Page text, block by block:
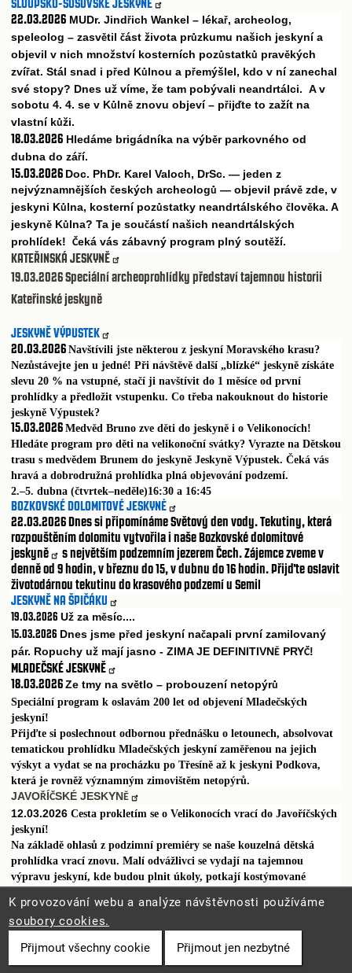
SLOUPSKO-ŠOŠŮVSKÉ JESKYNĚ
22.03.2026 MUDr. Jindřich Wankel – lékař, archeolog,
speleolog – zasvětil část života průzkumu našich jeskyní a
objevil v nich množství kosterních pozůstatků pravěkých
zvířat. Stál snad i před Kůlnou a přemýšlel, kdo v ní zanechal
své stopy? Dnes už víme, že tam pobývali neandrtálci. A v
sobotu 4. 4. se v Kůlně znovu objeví – přijďte to zažít na
vlastní kůži.
18.03.2026 Hledáme brigádníka na výběr parkovného od
dubna do září.
15.03.2026 Doc. PhDr. Karel Valoch, DrSc. — jeden z
nejvýznamnějších českých archeologů — objevil právě zde, v
jeskyni Kůlna, kosterní pozůstatky neandrtálského člověka. A
jeskyně Kůlna? Ta je součástí našich neandrtálských
prohlídek! Čeká vás zábavný program plný soutěží.
KATEŘINSKÁ JESKYNĚ
19.03.2026Speciální archeoprohlídky představí tajemnou historii
Kateřinské jeskyně
JESKYNĚ VÝPUSTEK
20.03.2026 Navštívili jste některou z jeskyní Moravského krasu?
Nezůstávejte jen u jedné! Při návštěvě další „blízké“ jeskyně získáte
slevu 20 % na vstupné, stačí ji navštívit do 1 měsíce od první
prohlídky a předložit vstupenku. Co třeba nakouknout do historie
jeskyně Výpustek?
15.03.2026 Medvěd Bruno zve děti do jeskyně i o Velikonocích!
Hledáte program pro děti na velikonoční svátky? Vyrazte na Dětskou
trasu s medvědem Brunem do jeskyně Jeskyně Výpustek. Čeká vás
hravá a dobrodružná prohlídka plná objevování podzemí.
2.–5. dubna (čtvrtek–neděle)16:30 a 16:45
BOZKOVSKÉ DOLOMITOVÉ JESKYNĖ
22.03.2026Dnes si připomínáme Světový den vody. Tekutiny, která
rozpouštěním dolomitu vytvořila i našeBozkovské dolomitové
jeskyně
s největším podzemním jezerem Čech. Zájemce zveme v
denně od 9 hodin, v březnu do 15, v dubnu do 16 hodin. Přijďte oslavit
životodárnou tekutinu do krasového podzemí u Semil
JESKYNĚ NA ŠPIČÁKU
19.03.2026 Už za měsíc....
15.03.2026 Dnes jsme před jeskyní načapali první zamilovaný
pár. Ropuchy už mají jasno - ZIMA JE DEFINITIVNĚ PRYČ!
MLADEČSKÉ JESKYNĚ
18.03.2026Ze tmy na světlo – probouzení netopýrů
Speciální program k oslavám 200 let od objevení Mladečských
jeskyní!
Přijďte si poslechnout odbornou přednášku o letounech, absolvovat
tematickou prohlídku Mladečských jeskyní zaměřenou na jejich
výskyt a vydat se na procházku po Třesíně až k jeskyni Podkova,
která je rovněž významným zimovištěm netopýrů.
JAVOŘÍČSKÉ JESKYNĚ
12.03.2026 Cesta prokletím se o Velikonocích vrací do Javoříčských
jeskyní!
Na základě ohlasů z podzimní premiéry se naše kouzelná dětská
prohlídka vrací znovu. Malí odvážlivci se vydají na tajemnou
výpravu jeskyní, kde budou plnit úkoly, potkají kostýmované
zámku.
čtvrtek 2. dubna 2026 10:00 nebo 13:00
SPELEOLOGIE
K provozování webu a analýze návštěvnosti používáme
soubory cookies.
Přijmout všechny cookie
Přijmout jen nezbytné